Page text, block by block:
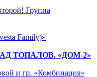
Группа
Family)»
ТОПАЛОВ. «ДОМ-2»
и гр. «Комбинация»